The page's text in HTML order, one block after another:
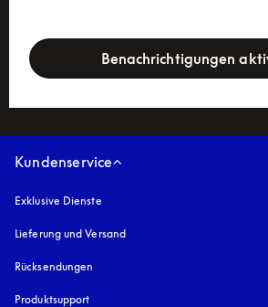
Benachrichtigungen
Kundenservice
Exklusive Dienste
Lieferung und Versand
Rücksendungen
Produktsupport